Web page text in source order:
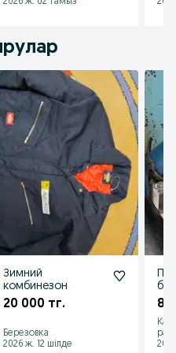
2026 ж. 02 тамыз
Зимний
комбинезон
20 000 тг.
Березовка
2026 ж. 12 шілде
8